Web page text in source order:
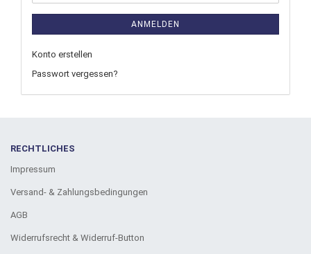
ANMELDEN
Konto erstellen
Passwort vergessen?
RECHTLICHES
Impressum
Versand- & Zahlungsbedingungen
AGB
Widerrufsrecht & Widerruf-Button